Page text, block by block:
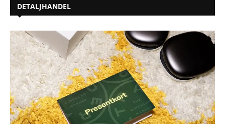
DETALJHANDEL